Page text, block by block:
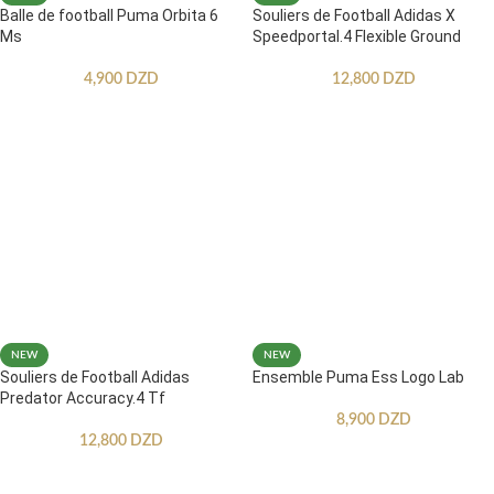
Balle de football Puma Orbita 6
Ms
4,900 DZD
Souliers de Football Adidas X
Speedportal.4 Flexible Ground
12,800 DZD
NEW
Souliers de Football Adidas
Predator Accuracy.4 Tf
12,800 DZD
NEW
Ensemble Puma Ess Logo Lab
8,900 DZD